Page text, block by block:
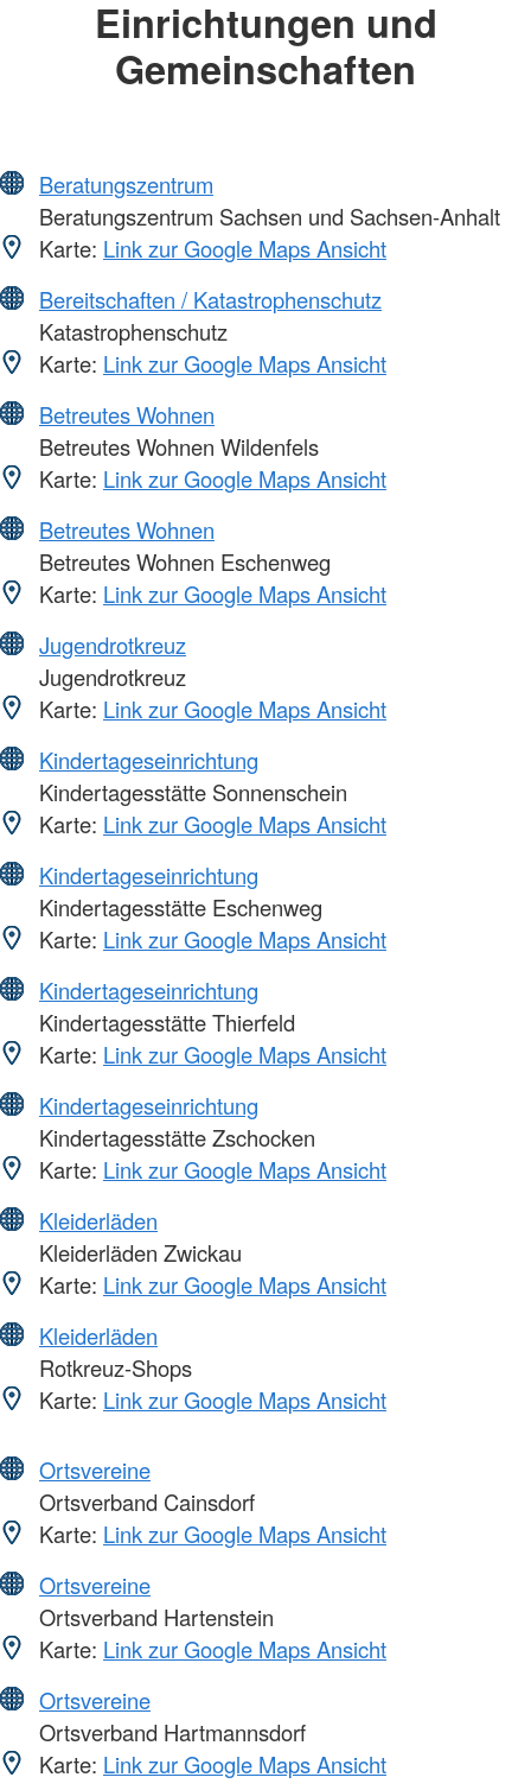
Einrichtungen und
Gemeinschaften
Beratungszentrum
Beratungszentrum Sachsen und Sachsen-Anhalt
Karte: Link zur Google Maps Ansicht
Bereitschaften / Katastrophenschutz
Katastrophenschutz
Karte: Link zur Google Maps Ansicht
Betreutes Wohnen
Betreutes Wohnen Wildenfels
Karte: Link zur Google Maps Ansicht
Betreutes Wohnen
Betreutes Wohnen Eschenweg
Karte: Link zur Google Maps Ansicht
Jugendrotkreuz
Jugendrotkreuz
Karte: Link zur Google Maps Ansicht
Kindertageseinrichtung
Kindertagesstätte Sonnenschein
Karte: Link zur Google Maps Ansicht
Kindertageseinrichtung
Kindertagesstätte Eschenweg
Karte: Link zur Google Maps Ansicht
Kindertageseinrichtung
Kindertagesstätte Thierfeld
Karte: Link zur Google Maps Ansicht
Kindertageseinrichtung
Kindertagesstätte Zschocken
Karte: Link zur Google Maps Ansicht
Kleiderläden
Kleiderläden Zwickau
Karte: Link zur Google Maps Ansicht
Kleiderläden
Rotkreuz-Shops
Karte: Link zur Google Maps Ansicht
Ortsvereine
Ortsverband Cainsdorf
Karte: Link zur Google Maps Ansicht
Ortsvereine
Ortsverband Hartenstein
Karte: Link zur Google Maps Ansicht
Ortsvereine
Ortsverband Hartmannsdorf
Karte: Link zur Google Maps Ansicht